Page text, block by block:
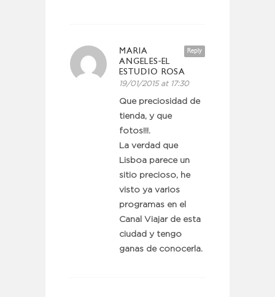
Reply
MARIA
ANGELES-EL
ESTUDIO ROSA
19/01/2015 at 17:30
Que preciosidad de
tienda, y que
fotos!!!.
La verdad que
Lisboa parece un
sitio precioso, he
visto ya varios
programas en el
Canal Viajar de esta
ciudad y tengo
ganas de conocerla.